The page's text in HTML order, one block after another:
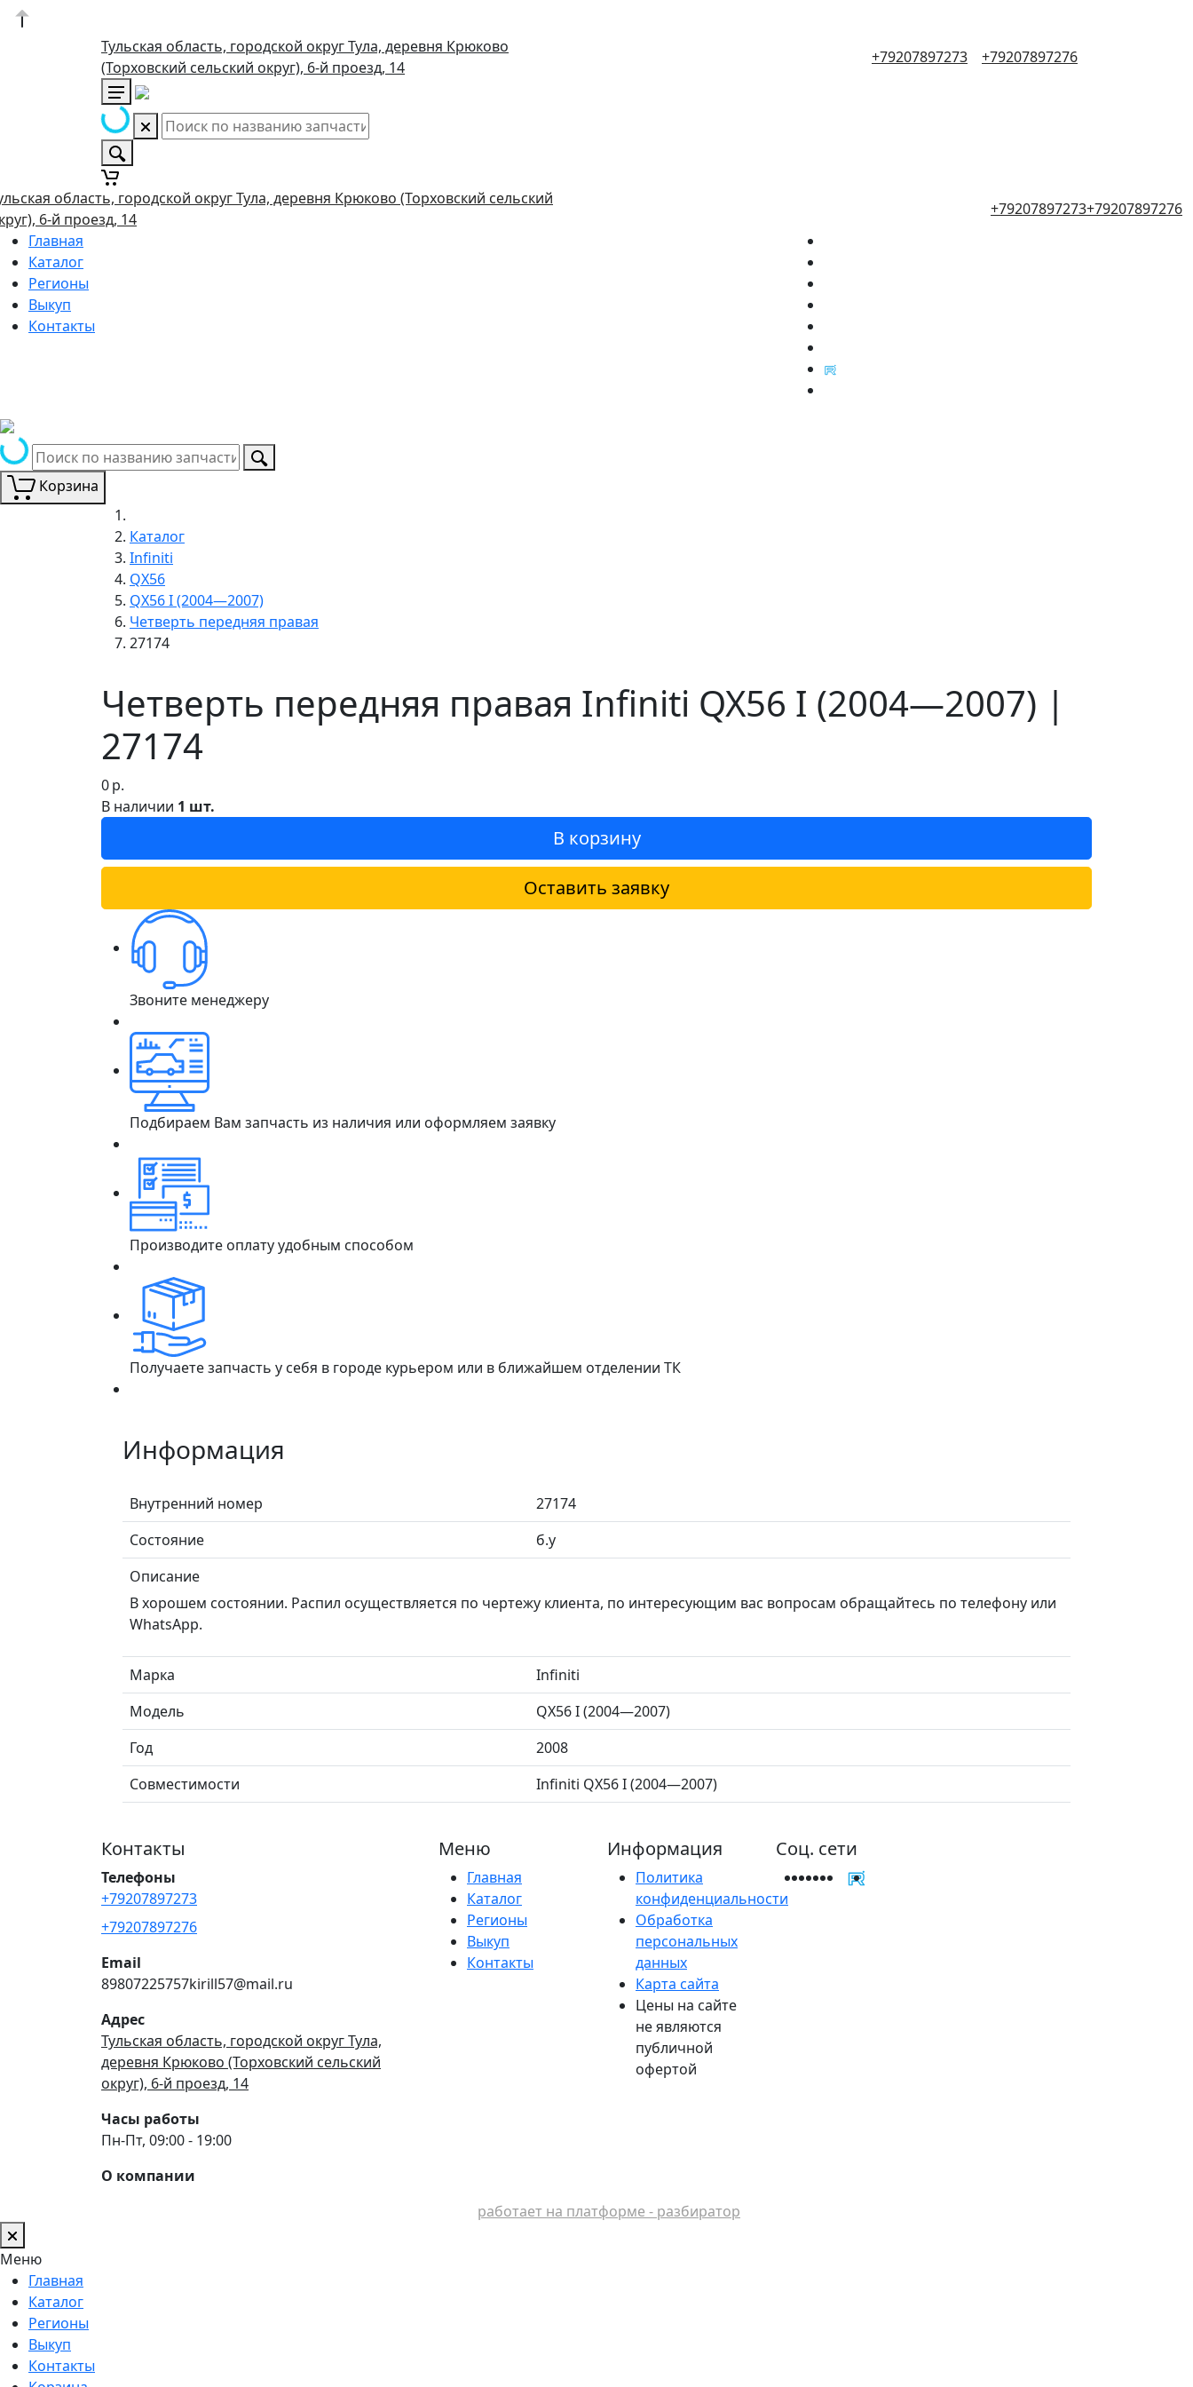
Тульская область, городской округ Тула, деревня Крюково
(Торховский сельский округ), 6-й проезд, 14
+79207897273 +79207897276
область, городской округ Тула, деревня Крюково (Торховский сельский
6-й проезд, 14
+79207897273+79207897276
Главная
Каталог
Регионы
Выкуп
Контакты
Корзина
Каталог
Infiniti
QX56
QX56 I (2004—2007)
Четверть передняя правая
27174
Четверть передняя правая Infiniti QX56 I (2004—2007) |
27174
0р.
В наличии 1 шт.
В корзину
Оставить заявку
Звоните менеджеру
Подбираем Вам запчасть из наличия или оформляем заявку
Производите оплату удобным способом
Получаете запчасть у себя в городе курьером или в ближайшем отделении ТК
Информация
Внутренний номер
27174
Состояние
б.у
Описание
В хорошем состоянии. Распил осуществляется по чертежу клиента, по интересующим вас вопросам обращайтесь по телефону или
WhatsApp.
Марка
Infiniti
Модель
QX56 I (2004—2007)
Год
2008
Совместимости
Infiniti QX56 I (2004—2007)
Контакты
Телефоны
+79207897273
+79207897276
Email
89807225757kirill57@mail.ru
Адрес
Тульская область, городской округ Тула,
деревня Крюково (Торховский сельский
округ), 6-й проезд, 14
Часы работы
Пн-Пт, 09:00 - 19:00
О компании
Меню
Главная
Каталог
Регионы
Выкуп
Контакты
Информация
Политика
конфиденциальности
Обработка
персональных
данных
Карта сайта
Цены на сайте
не являются
публичной
офертой
Соц. сети
работает на платформе - разбиратор
Меню
Главная
Каталог
Регионы
Выкуп
Контакты